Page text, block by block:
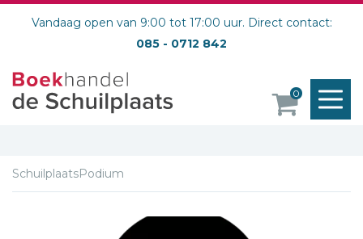
Vandaag open van 9:00 tot 17:00 uur. Direct contact:
085 - 0712 842
0
SchuilplaatsPodium